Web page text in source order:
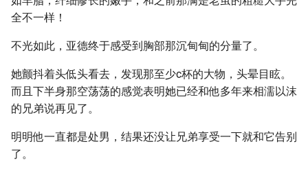
全不一样！
不光如此，亚德终于感受到胸部那沉甸甸的分量了。
她颤抖着头低头看去，发现那至少c杯的大物，头晕目眩。
而且下半身那空荡荡的感觉表明她已经和他多年来相濡以沫
的兄弟说再见了。
明明他一直都是处男，结果还没让兄弟享受一下就和它告别
了。